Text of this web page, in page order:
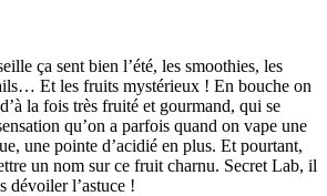
ça sent bien l’été, les smoothies, les
Et les fruits mystérieux ! En bouche on
la fois très fruité et gourmand, qui se
qu’on a parfois quand on vape une
une pointe d’acidié en plus. Et pourtant,
un nom sur ce fruit charnu. Secret Lab, il
dévoiler l’astuce !